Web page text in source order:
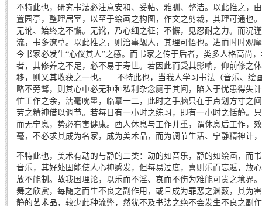
不特此也，研究书法必注意安和、妥帖、雅驯、整洁。以此推之，
置园亭，整理居室，以至于绘画之构图，作文之剪裁，其理可通也
无讹、始终之不懈。无讹，乃心细之征；不懈，见忍耐之力。而况
流，书多潦草。以此推之，则治事觇人，其理可悟也。进而时时观
今书家必发生“心仪其人”之感。而书家之传于后者，类多人格高尚
者，其修养之不足，必不易于寿世。若因此而受其影响，仰前修之
移，则又其收获之一也。 不特此也，当我人学习书法（音乐、绘
略不旁骛，则其心中必无种种私利杂念厕于其间，陷入于忧患得失
忙工作之余，濡毫吮墨，临摹一二，此时之手脑只在于点划方寸之
劳之精神借以调节。若每日有一小时之练习，即有一小时之恬静。
而无宁息，势必有害健康。西人休息与工作并重，谓休息后工作，
毫，不必求其成为名家，成为美术品，而为调节生活、宁静精神
不特此也，美术有动的与静的二类：动的如音乐，静的如绘画，而
音乐，其好处固能使人心神感发，但每易过度，喜则乐而忘返，放
放不能制。故我国理论，以乐而不淫、哀而不伤为难能可贵之境界
舞之欣赏，每随之而生不良之副作用，或且成为罪恶之渊薮，其为
静的艺术品，较少此种流弊，然犹不及书法之绝不会发生不良之副